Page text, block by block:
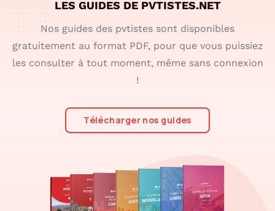
LES GUIDES DE PVTISTES.NET
Nos guides des pvtistes sont disponibles
gratuitement au format PDF, pour que vous puissiez
les consulter à tout moment, même sans connexion
!
Télécharger nos guides